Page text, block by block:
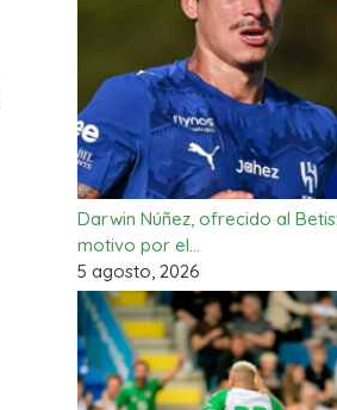
Darwin Núñez, ofrecido al
motivo por el…
5 agosto, 2026